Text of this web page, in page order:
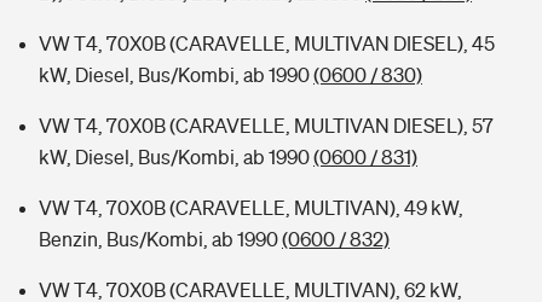
Kinderunfall-Check: Mehr Sicherheit für deine Kids
Typklassen: So ist Ihr Auto eingestuft
VW T4, 70X0B (CARAVELLE, MULTIVAN DIESEL), 45
kW, Diesel, Bus/Kombi, ab 1990(0600 / 830)
VW T4, 70X0B (CARAVELLE, MULTIVAN DIESEL), 57
kW, Diesel, Bus/Kombi, ab 1990(0600 / 831)
VW T4, 70X0B (CARAVELLE, MULTIVAN), 49 kW,
Benzin, Bus/Kombi, ab 1990(0600 / 832)
VW T4, 70X0B (CARAVELLE, MULTIVAN), 62 kW,